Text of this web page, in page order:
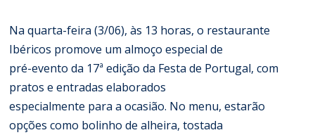
Na quarta-feira (3/06), às 13 horas, o restaurante
Ibéricos promove um almoço especial de
pré-evento da 17ª edição da Festa de Portugal, com
pratos e entradas elaborados
especialmente para a ocasião. No menu, estarão
opções como bolinho de alheira, tostada